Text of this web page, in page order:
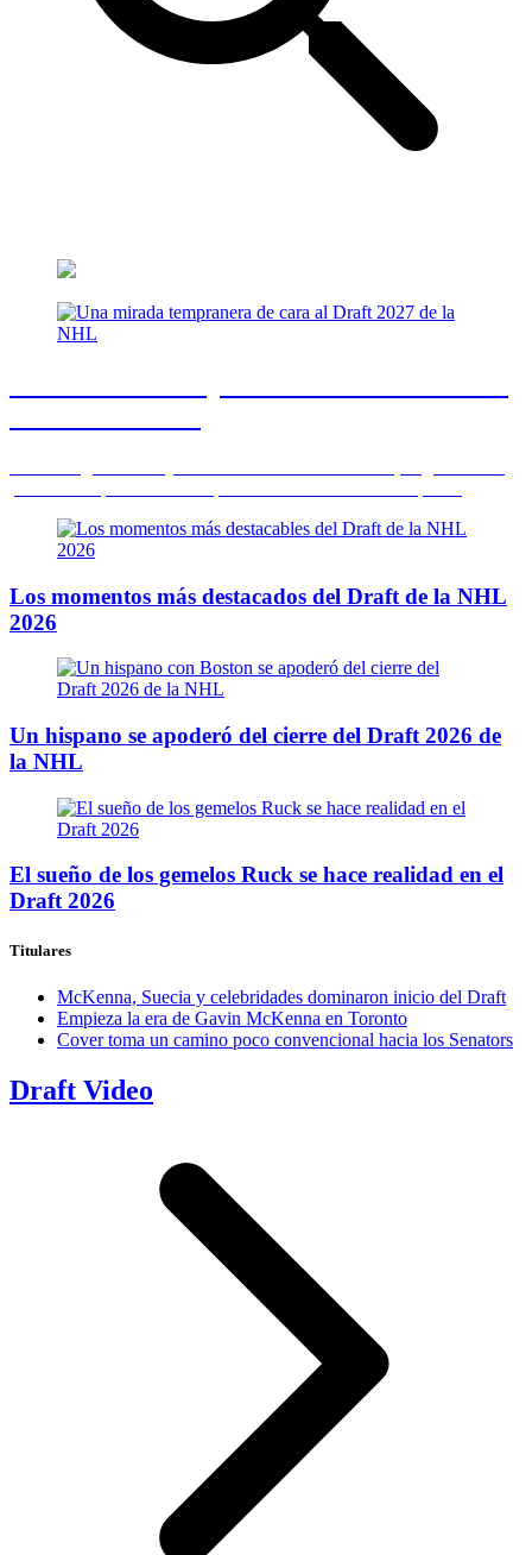
Los momentos más destacados del Draft de la NHL
2026
Un hispano se apoderó del cierre del Draft 2026 de
la NHL
El sueño de los gemelos Ruck se hace realidad en el
Draft 2026
Titulares
McKenna, Suecia y celebridades dominaron inicio del Draft
Empieza la era de Gavin McKenna en Toronto
Cover toma un camino poco convencional hacia los Senators
Draft Video